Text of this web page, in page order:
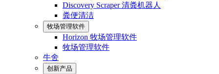
Discovery Scraper 清粪机器人
粪便清洁
牧场管理软件
Horizon 牧场管理软件
牧场管理软件
牛舍
创新产品